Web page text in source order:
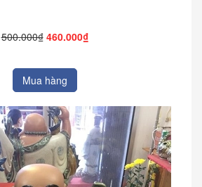
500.000₫ 460.000₫
Mua hàng